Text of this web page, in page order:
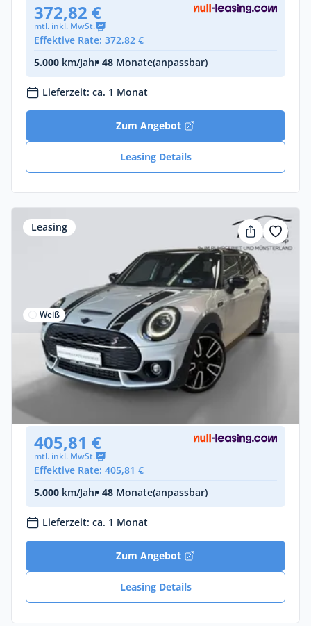
372,82 €
mtl. inkl. MwSt.
Effektive Rate: 372,82 €
5.000 km/Jahr• 48 Monate(anpassbar)
Lieferzeit: ca. 1 Monat
Zum Angebot
Leasing Details
Leasing
Weiß
Privat & Gewerbe
MINI Cooper S Clubman
Benzin • Automatik •178 PS (131 kW)
405,81 €
mtl. inkl. MwSt.
Effektive Rate: 405,81 €
5.000 km/Jahr• 48 Monate(anpassbar)
Lieferzeit: ca. 1 Monat
Zum Angebot
Leasing Details